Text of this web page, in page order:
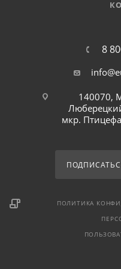
8
140070,
мкр.
ПОЛИТИКА